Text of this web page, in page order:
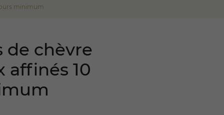
minimum
de chèvre
affinés 10